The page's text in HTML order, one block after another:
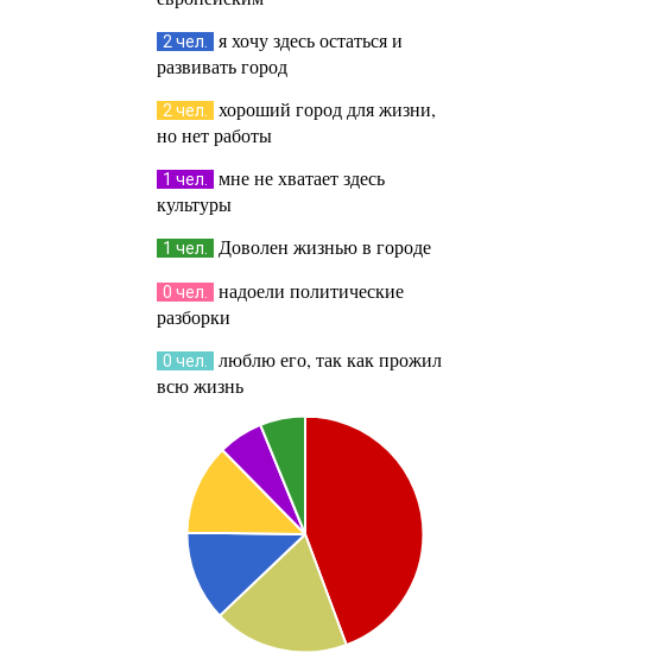
2 чел.
я хочу здесь остаться и
развивать город
2 чел.
хороший город для жизни,
но нет работы
1 чел.
мне не хватает здесь
культуры
1 чел. Доволен жизнью в городе
0 чел.
надоели политические
разборки
0 чел.
люблю его, так как прожил
всю жизнь